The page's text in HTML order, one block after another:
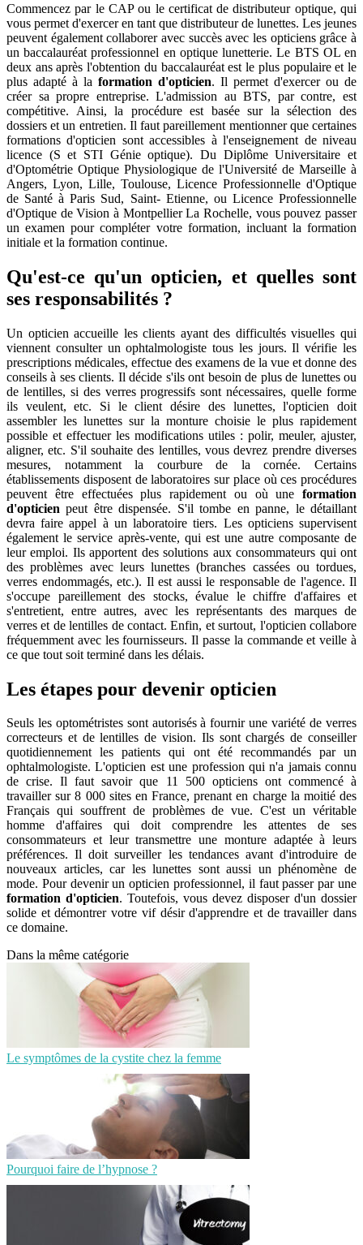
Commencez par le CAP ou le certificat de distributeur optique, qui
vous permet d'exercer en tant que distributeur de lunettes. Les jeunes
peuvent également collaborer avec succès avec les opticiens grâce à
un baccalauréat professionnel en optique lunetterie. Le BTS OL en
deux ans après l'obtention du baccalauréat est le plus populaire et le
plus adapté à la formation d'opticien. Il permet d'exercer ou de
créer sa propre entreprise. L'admission au BTS, par contre, est
compétitive. Ainsi, la procédure est basée sur la sélection des
dossiers et un entretien. Il faut pareillement mentionner que certaines
formations d'opticien sont accessibles à l'enseignement de niveau
licence (S et STI Génie optique). Du Diplôme Universitaire et
d'Optométrie Optique Physiologique de l'Université de Marseille à
Angers, Lyon, Lille, Toulouse, Licence Professionnelle d'Optique
de Santé à Paris Sud, Saint- Etienne, ou Licence Professionnelle
d'Optique de Vision à Montpellier La Rochelle, vous pouvez passer
un examen pour compléter votre formation, incluant la formation
initiale et la formation continue.
Qu'est-ce qu'un opticien, et quelles sont
ses responsabilités ?
Un opticien accueille les clients ayant des difficultés visuelles qui
viennent consulter un ophtalmologiste tous les jours. Il vérifie les
prescriptions médicales, effectue des examens de la vue et donne des
conseils à ses clients. Il décide s'ils ont besoin de plus de lunettes ou
de lentilles, si des verres progressifs sont nécessaires, quelle forme
ils veulent, etc. Si le client désire des lunettes, l'opticien doit
assembler les lunettes sur la monture choisie le plus rapidement
possible et effectuer les modifications utiles : polir, meuler, ajuster,
aligner, etc. S'il souhaite des lentilles, vous devrez prendre diverses
mesures, notamment la courbure de la cornée. Certains
établissements disposent de laboratoires sur place où ces procédures
peuvent être effectuées plus rapidement ou où une formation
d'opticien peut être dispensée. S'il tombe en panne, le détaillant
devra faire appel à un laboratoire tiers. Les opticiens supervisent
également le service après-vente, qui est une autre composante de
leur emploi. Ils apportent des solutions aux consommateurs qui ont
des problèmes avec leurs lunettes (branches cassées ou tordues,
verres endommagés, etc.). Il est aussi le responsable de l'agence. Il
s'occupe pareillement des stocks, évalue le chiffre d'affaires et
s'entretient, entre autres, avec les représentants des marques de
verres et de lentilles de contact. Enfin, et surtout, l'opticien collabore
fréquemment avec les fournisseurs. Il passe la commande et veille à
ce que tout soit terminé dans les délais.
Les étapes pour devenir opticien
Seuls les optométristes sont autorisés à fournir une variété de verres
correcteurs et de lentilles de vision. Ils sont chargés de conseiller
quotidiennement les patients qui ont été recommandés par un
ophtalmologiste. L'opticien est une profession qui n'a jamais connu
de crise. Il faut savoir que 11 500 opticiens ont commencé à
travailler sur 8 000 sites en France, prenant en charge la moitié des
Français qui souffrent de problèmes de vue. C'est un véritable
homme d'affaires qui doit comprendre les attentes de ses
consommateurs et leur transmettre une monture adaptée à leurs
préférences. Il doit surveiller les tendances avant d'introduire de
nouveaux articles, car les lunettes sont aussi un phénomène de
mode. Pour devenir un opticien professionnel, il faut passer par une
formation d'opticien. Toutefois, vous devez disposer d'un dossier
solide et démontrer votre vif désir d'apprendre et de travailler dans
ce domaine.
Dans la même catégorie
Le symptômes de la cystite chez la femme
Pourquoi faire de l’hypnose ?